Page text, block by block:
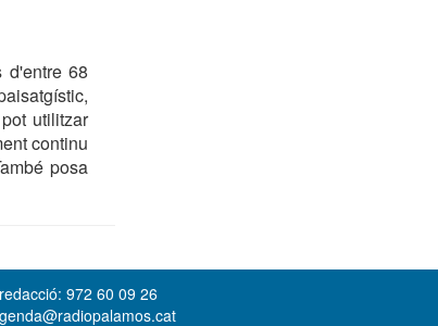
d'entre 68
utilitzar
continu
posa
972 60 09 26